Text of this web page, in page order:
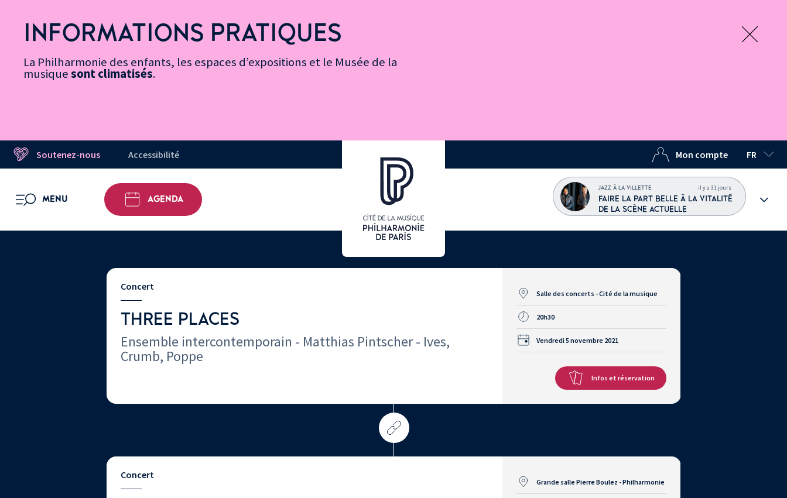
Accessibilité
rapides
contenuMessage d’information
INFORMATIONS PRATIQUES
La Philharmonie des enfants, les espaces d’expositions et le Musée de la
musiquesont climatisés.
Soutenez-nous Accessibilité Mon compte FR
LANGUE
MENU
OUVRIR LE MENU AGENDA
JAZZ À LA VILLETTE il y a 31 jours
FAIRE LA PART BELLE À LA VITALITÉ
DE LA SCÈNE ACTUELLE
Concert
THREE PLACES
Ensemble intercontemporain - Matthias Pintscher - Ives,
Crumb, Poppe
Salle des concerts - Cité de la musique
20h30
Vendredi 5 novembre 2021
Infos et réservation
Concert
Grande salle Pierre Boulez - Philharmonie